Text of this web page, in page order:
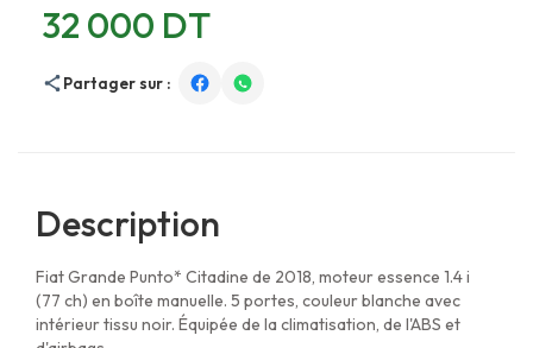
32 000 DT
Partager sur :
Description
Fiat Grande Punto* Citadine de 2018, moteur essence 1.4 i
(77 ch) en boîte manuelle. 5 portes, couleur blanche avec
intérieur tissu noir. Équipée de la climatisation, de l'ABS et